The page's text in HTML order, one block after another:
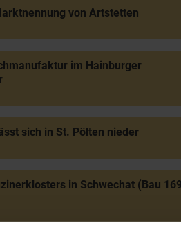
von Artstetten
im Hainburger
sich in St. Pölten nieder
in Schwechat (Bau